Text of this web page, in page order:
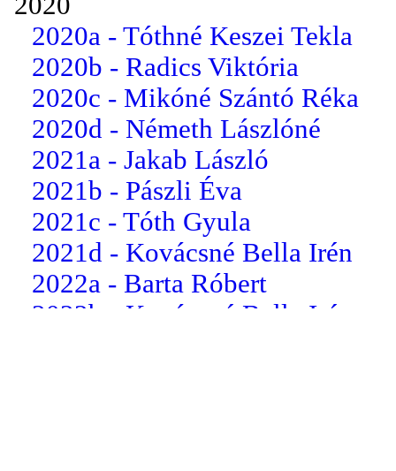
2020a - Tóthné Keszei Tekla
2020b - Radics Viktória
2020c - Mikóné Szántó Réka
2020d - Németh Lászlóné
2021a - Jakab László
2021b - Pászli Éva
2021c - Tóth Gyula
2021d - Kovácsné Bella Irén
2022a - Barta Róbert
2022b - Kovácsné Bella Irén